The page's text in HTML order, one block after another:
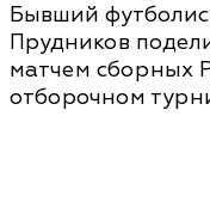
Бывший
Прудников
матчем сборных
отборочном